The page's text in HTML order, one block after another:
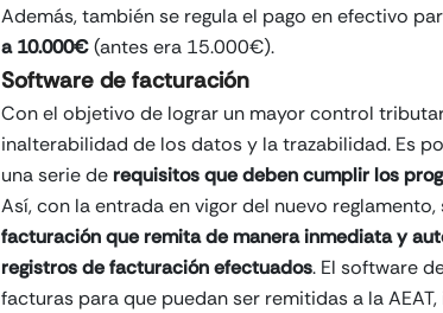
Además, también se regula el pago en efectivo
a 10.000€(antes era 15.000€).
Software de facturación
Con el objetivo de lograr un mayor control
inalterabilidad de los datos y la trazabilidad. Es
una serie de requisitos que deben cumplir los
Así, con la entrada en vigor del nuevo reglamento,
facturación que remita de manera inmediata y
registros de facturación efectuados. El software
facturas para que puedan ser remitidas a la